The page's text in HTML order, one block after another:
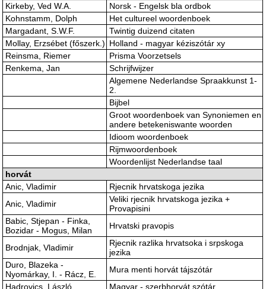
Kirkeby, Ved W.A.
Norsk - Engelsk bla ordbok
Kohnstamm, Dolph
Het cultureel woordenboek
Margadant, S.W.F.
Twintig duizend citaten
Mollay, Erzsébet (főszerk.) Holland - magyar kéziszótár xy
Reinsma, Riemer
Prisma Voorzetsels
Renkema, Jan
Schrijfwijzer
Algemene Nederlandse Spraakkunst 1-
2.
Bijbel
Groot woordenboek van Synoniemen en
andere betekeniswante woorden
Idioom woordenboek
Rijmwoordenboek
Woordenlijst Nederlandse taal
horvát
Anic, Vladimir
Rjecnik hrvatskoga jezika
Anic, Vladimir
Veliki rjecnik hrvatskoga jezika +
Provapisini
Babic, Stjepan - Finka,
Bozidar - Mogus, Milan
Hrvatski pravopis
Brodnjak, Vladimir
Rjecnik razlika hrvatsoka i srpskoga
jezika
Duro, Blazeka -
Nyomárkay, I. - Rácz, E.
Mura menti horvát tájszótár
Hadrovics, László
Magyar - szerbhorvát szótár